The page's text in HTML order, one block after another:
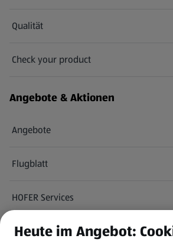
Qualität
Check your product
(öffnet in einem neuen Tab)
Angebote & Aktionen
Angebote
Flugblatt
HOFER Services
Newsletter
Heute im Angebot: